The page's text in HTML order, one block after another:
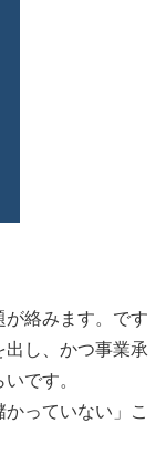
絡みます。です
し、かつ事業承
です。
っていない」こ